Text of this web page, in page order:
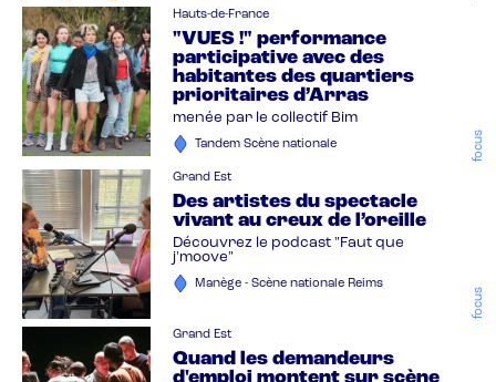
Hauts-de-France
"VUES !" performance
participative avec des
habitantes des quartiers
prioritaires d’Arras
menée par le collectif Bim
Tandem Scène nationale focus
Grand Est
Des artistes du spectacle
vivant au creux de l’oreille
Découvrez le podcast "Faut que
j'moove"
Manège - Scène nationale Reims
focus
Grand Est
Quand les demandeurs